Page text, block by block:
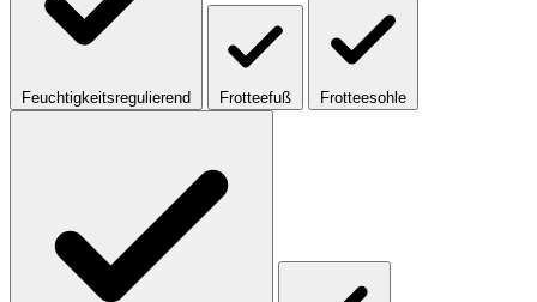
Feuchtigkeitsregulierend Frotteefuß Frotteesohle